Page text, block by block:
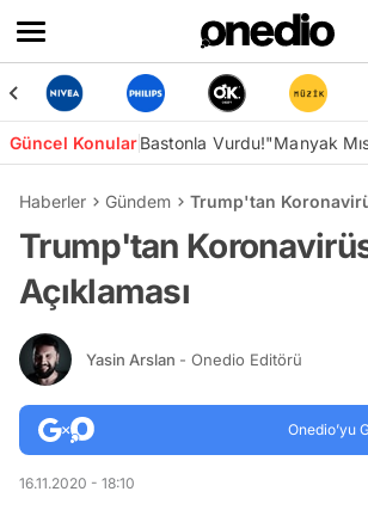
Güncel KonularBastonla Vurdu!"Manyak
Haberler Gündem Trump'tan
Trump'tan Koronavirüs
Açıklaması
Yasin Arslan - Onedio Editörü
Onedio’yu
16.11.2020 - 18:10